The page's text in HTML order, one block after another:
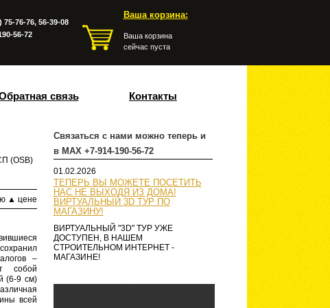
Ваша корзина:
Ваша корзина
сейчас пуста
75-76-76, 56-39-08
56-72
связь Контакты
Связаться с нами можно теперь и
в MAX +7-914-190-56-72
01.02.2026
ТЕПЕРЬ ВЫ МОЖЕТЕ ПОСЕТИТЬ
НАС НЕ ВЫХОДЯ ИЗ ДОМА!
ВИРТУАЛЬНЫЙ 3D ТУР ПО
МАГАЗИНУ!
ВИРТУАЛЬНЫЙ "3D" ТУР УЖЕ
ДОСТУПЕН, В НАШЕМ
СТРОИТЕЛЬНОМ ИНТЕРНЕТ -
МАГАЗИНЕ!
(OSB)
▲ цене
–
собой
(6-9 см)
всей